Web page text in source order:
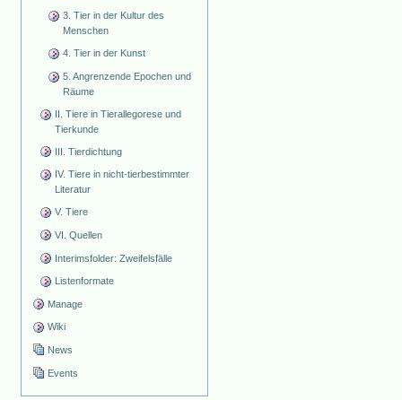
3. Tier in der Kultur des
Menschen
4. Tier in der Kunst
5. Angrenzende Epochen und
Räume
II. Tiere in Tierallegorese und
Tierkunde
III. Tierdichtung
IV. Tiere in nicht-tierbestimmter
Literatur
V. Tiere
VI. Quellen
Interimsfolder: Zweifelsfälle
Listenformate
Manage
Wiki
News
Events